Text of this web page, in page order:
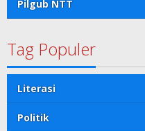
Pilgub NTT
Tag Populer
Literasi
Politik